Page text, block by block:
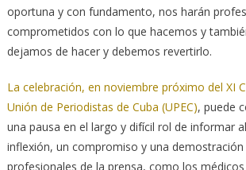
oportuna y con fundamento, nos harán
comprometidos con lo que hacemos y
dejamos de hacer y debemos revertirlo.
La celebración, en noviembre próximo del XI
Unión de Periodistas de Cuba (UPEC), puede
una pausa en el largo y difícil rol de informar
inflexión, un compromiso y una
profesionales de la prensa, como los